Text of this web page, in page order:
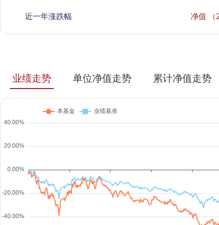
近一年涨跌幅 净值 （
业绩走势 单位净值走势 累计净值走势